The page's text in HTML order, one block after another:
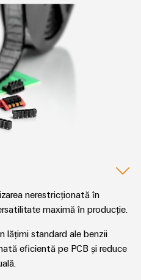
Weidmüller
Configurator
Ingineria
digitală de
nivel
nerestricționată în
maximă în producție.
lățimi standard ale benzii
eficientă pe PCB și reduce